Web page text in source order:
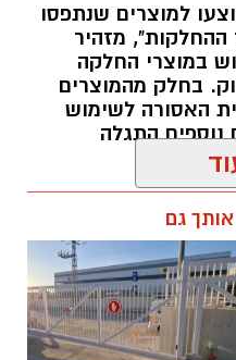
למוצרים שנתפסו
מזהיר
במוצרי החלקה
בחלק מהמוצרים
האסורה לשימוש
נוספים התגלה
כמסרטן
אותך גם